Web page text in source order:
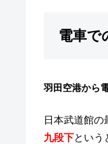
電車で
羽田空港から
日本武道館の
九段下という